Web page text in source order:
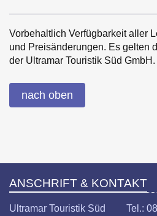
Vorbehaltlich Verfügbarkeit aller
und Preisänderungen. Es gelten
der Ultramar Touristik Süd GmbH.
nach oben
ANSCHRIFT & KONTAKT
Ultramar Touristik Süd
Tel.: